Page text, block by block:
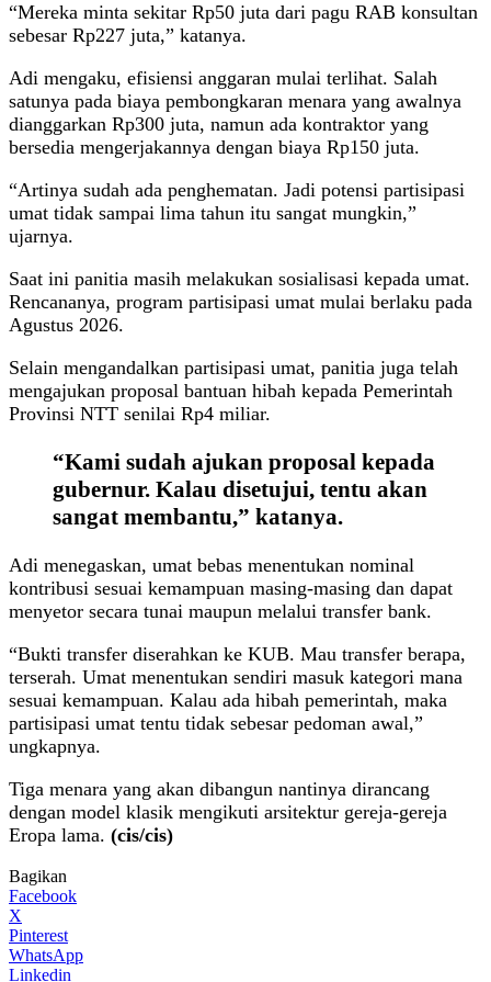
“Mereka minta sekitar Rp50 juta dari pagu RAB konsultan
sebesar Rp227 juta,” katanya.
Adi mengaku, efisiensi anggaran mulai terlihat. Salah
satunya pada biaya pembongkaran menara yang awalnya
dianggarkan Rp300 juta, namun ada kontraktor yang
bersedia mengerjakannya dengan biaya Rp150 juta.
“Artinya sudah ada penghematan. Jadi potensi partisipasi
umat tidak sampai lima tahun itu sangat mungkin,”
ujarnya.
Saat ini panitia masih melakukan sosialisasi kepada umat.
Rencananya, program partisipasi umat mulai berlaku pada
Agustus 2026.
Selain mengandalkan partisipasi umat, panitia juga telah
mengajukan proposal bantuan hibah kepada Pemerintah
Provinsi NTT senilai Rp4 miliar.
“Kami sudah ajukan proposal kepada
gubernur. Kalau disetujui, tentu akan
sangat membantu,” katanya.
Adi menegaskan, umat bebas menentukan nominal
kontribusi sesuai kemampuan masing-masing dan dapat
menyetor secara tunai maupun melalui transfer bank.
“Bukti transfer diserahkan ke KUB. Mau transfer berapa,
terserah. Umat menentukan sendiri masuk kategori mana
sesuai kemampuan. Kalau ada hibah pemerintah, maka
partisipasi umat tentu tidak sebesar pedoman awal,”
ungkapnya.
Tiga menara yang akan dibangun nantinya dirancang
dengan model klasik mengikuti arsitektur gereja-gereja
Eropa lama. (cis/cis)
Bagikan
Facebook
X
Pinterest
WhatsApp
Linkedin